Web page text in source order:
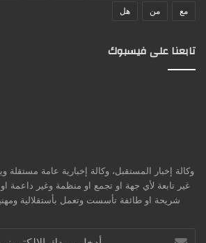
مع من هل
تابعنا على فيسبوك
وكالة إخبار المستقبل، وكالة إخبارية عامة
غير تابعة لأي جهة او تجمع او منظمة وغير داعمة
شريحة او طائفة تأسست وتعمل بأستقلالية ومهنية